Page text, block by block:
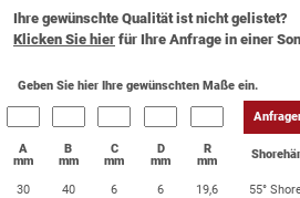
Ihre gewünschte Qualität ist nicht gelistet?
Klicken Sie hier für Ihre Anfrage in einer
Geben Sie hier Ihre gewünschten Maße ein.
A
mm
B
mm
C
mm
D
mm
R
mm
30 40 6 6 19,6 55°